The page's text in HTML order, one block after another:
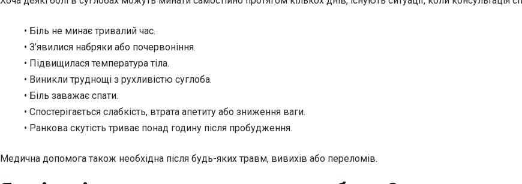
• Біль не минає тривалий час.
• З’явилися набряки або почервоніння.
• Підвищилася температура тіла.
• Виникли труднощі з рухливістю суглоба.
• Біль заважає спати.
• Спостерігається слабкість, втрата апетиту або зниження ваги.
• Ранкова скутість триває понад годину після пробудження.
Медична допомога також необхідна після будь-яких травм, вивихів або переломів.